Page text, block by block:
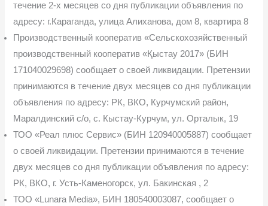
течение 2-х месяцев со дня публикации объявления по
адресу: г.Караганда, улица Алиханова, дом 8, квартира 8
Производственный кооператив «Сельскохозяйственный
производственный ко­оператив «Қыстау 2017» (БИН
171040029698) сообщает о своей ликвидации. Претензии
принимаются в течение двух месяцев со дня публикации
объявления по адресу: РК, ВКО, Курчумский район,
Маралдинский с/о, с. Кыстау-Курчум, ул. Орталык, 19
ТОО «Реал плюс Сервис» (БИН 120940005887) сообщает
о своей ликвидации. Претензии принимаются в течение
двух месяцев со дня публикации объявления по адресу:
РК, ВКО, г. Усть-Каменогорск, ул. Бакинская , 2
ТОО «Lunara Media», БИН 180540003087, сообщает о